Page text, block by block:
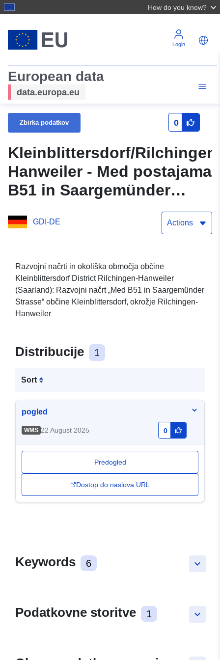
How do you know?
Login
European data
data.europa.eu
Zbirka podatkov 0
Kleinblittersdorf/
Hanweiler - Med postajama
B51 in Saargemünder
GDI-DE Actions
Razvojni načrti in okoliška območja občine
Kleinblittersdorf District Rilchingen-Hanweiler
(Saarland): Razvojni načrt „Med B51 in Saargemünder
Strasse“ občine Kleinblittersdorf, okrožje Rilchingen-
Hanweiler
Distribucije 1
Sort
pogled
WMS 22 August 2025 0
Predogled
Dostop do naslova URL
keyboard_arrow_down
Keywords 6
keyboard_arrow_down
Podatkovne storitve 1